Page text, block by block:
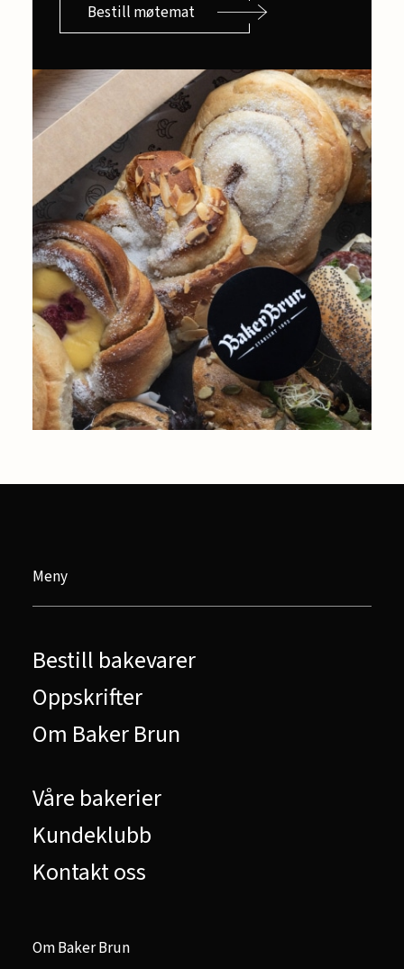
Bestill møtemat
Meny
Bestill bakevarer
Oppskrifter
Om Baker Brun
Våre bakerier
Kundeklubb
Kontakt oss
Om Baker Brun